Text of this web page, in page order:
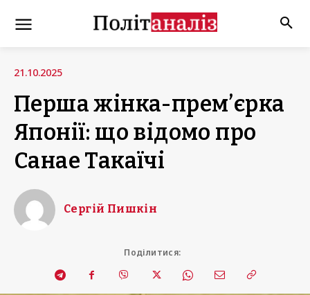
21.10.2025
Перша жінка-премʼєрка
Японії: що відомо про
Санае Такаїчі
Сергій Пишкін
Поділитися: